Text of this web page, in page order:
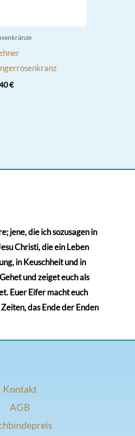
€
jene, die ich sozusagen in
Christi, die ein Leben
in Keuschheit und in
und zeiget euch als
Euer Eifer macht euch
das Ende der Enden
Kontakt
AGB